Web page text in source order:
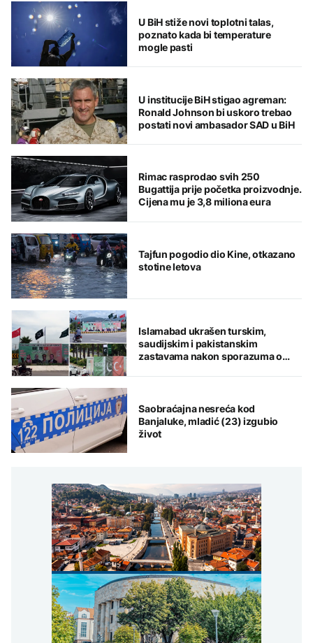
U BiH stiže novi toplotni talas,
poznato kada bi temperature
mogle pasti
U institucije BiH stigao agreman:
Ronald Johnson bi uskoro trebao
postati novi ambasador SAD u BiH
Rimac rasprodao svih 250
Bugattija prije početka proizvodnje.
Cijena mu je 3,8 miliona eura
Tajfun pogodio dio Kine, otkazano
stotine letova
Islamabad ukrašen turskim,
saudijskim i pakistanskim
zastavama nakon sporazuma o
Saobraćajna nesreća kod
Banjaluke, mladić (23) izgubio
život